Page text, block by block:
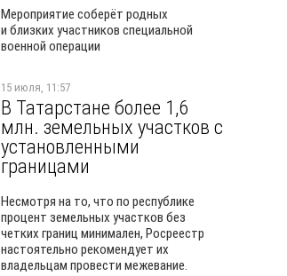
Мероприятие соберёт родных
и близких участников специальной
военной операции
15 июля, 11:57
В Татарстане более 1,6
млн. земельных участков с
установленными
границами
Несмотря на то, что по республике
процент земельных участков без
четких границ минимален, Росреестр
настоятельно рекомендует их
владельцам провести межевание.